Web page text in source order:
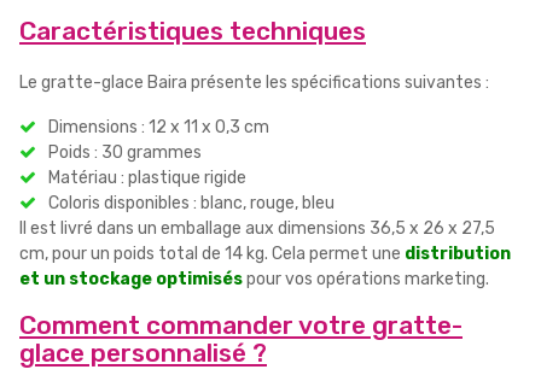
Caractéristiques techniques
Le gratte-glace Baira présente les spécifications suivantes :
Dimensions : 12 x 11 x 0,3 cm
Poids : 30 grammes
Matériau : plastique rigide
Coloris disponibles : blanc, rouge, bleu
Il est livré dans un emballage aux dimensions 36,5 x 26 x 27,5
cm, pour un poids total de 14 kg. Cela permet une distribution
et un stockage optimiséspour vos opérations marketing.
Comment commander votre gratte-
glace personnalisé ?